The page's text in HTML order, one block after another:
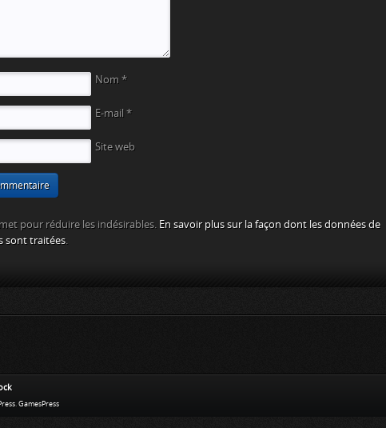
Nom *
E-mail *
Site web
pour réduire les indésirables. En savoir plus sur la façon dont les données de
sont traitées.
. GamesPress